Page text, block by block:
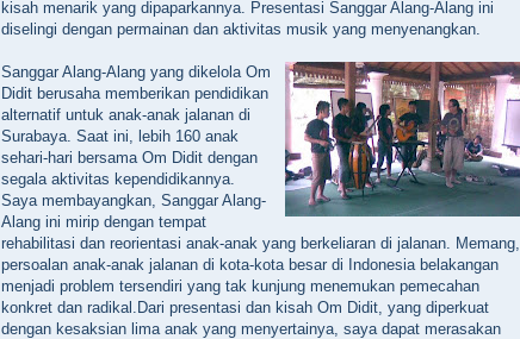
kisah menarik yang dipaparkannya. Presentasi Sanggar Alang-Alang ini
diselingi dengan permainan dan aktivitas musik yang menyenangkan.
Sanggar Alang-Alang yang dikelola Om
Didit berusaha memberikan pendidikan
alternatif untuk anak-anak jalanan di
Surabaya. Saat ini, lebih 160 anak
sehari-hari bersama Om Didit dengan
segala aktivitas kependidikannya.
Saya membayangkan, Sanggar Alang-
Alang ini mirip dengan tempat
rehabilitasi dan reorientasi anak-anak yang berkeliaran di jalanan. Memang,
persoalan anak-anak jalanan di kota-kota besar di Indonesia belakangan
menjadi problem tersendiri yang tak kunjung menemukan pemecahan
konkret dan radikal.Dari presentasi dan kisah Om Didit, yang diperkuat
dengan kesaksian lima anak yang menyertainya, saya dapat merasakan